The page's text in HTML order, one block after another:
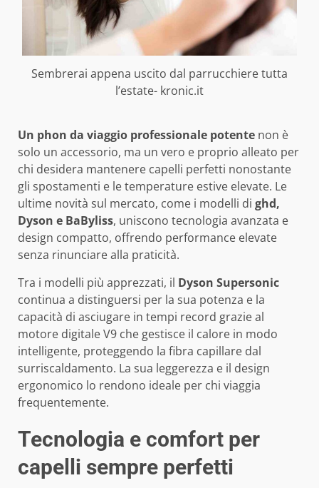
Sembrerai appena uscito dal parrucchiere tutta
l’estate- kronic.it
Un phon da viaggio professionale potente non è
solo un accessorio, ma un vero e proprio alleato per
chi desidera mantenere capelli perfetti nonostante
gli spostamenti e le temperature estive elevate. Le
ultime novità sul mercato, come i modelli di ghd,
Dyson e BaByliss, uniscono tecnologia avanzata e
design compatto, offrendo performance elevate
senza rinunciare alla praticità.
Tra i modelli più apprezzati, il Dyson Supersonic
continua a distinguersi per la sua potenza e la
capacità di asciugare in tempi record grazie al
motore digitale V9 che gestisce il calore in modo
intelligente, proteggendo la fibra capillare dal
surriscaldamento. La sua leggerezza e il design
ergonomico lo rendono ideale per chi viaggia
frequentemente.
Tecnologia e comfort per
capelli sempre perfetti